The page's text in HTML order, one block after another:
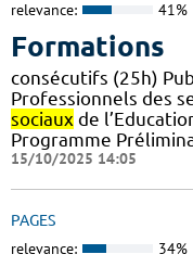
relevance: 41%
Formations
consécutifs (25h)
Professionnels des
sociaux de
Programme
15/10/2025 14:05
PAGES
relevance: 34%